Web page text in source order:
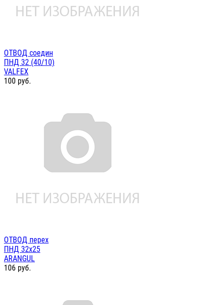
ОТВОД соедин
ПНД 32 (40/10)
VALFEX
100 руб.
ОТВОД перех
ПНД 32х25
ARANGUL
106 руб.